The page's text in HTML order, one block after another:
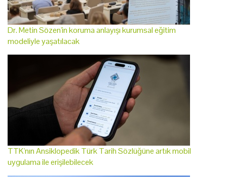
Dr. Metin Sözen'in koruma anlayışı kurumsal eğitim
modeliyle yaşatılacak
TTK'nın Ansiklopedik Türk Tarih Sözlüğüne artık mobil
uygulama ile erişilebilecek